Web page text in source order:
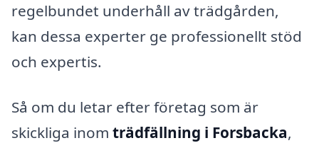
regelbundet underhåll av trädgården,
kan dessa experter ge professionellt stöd
och expertis.
Så om du letar efter företag som är
skickliga inom trädfällning i Forsbacka,